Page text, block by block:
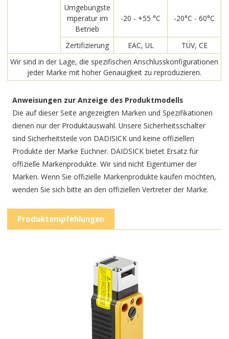
Umgebungste
mperatur im
Betrieb
-20 - +55 °C -20°C - 60°C
Zertifizierung EAC, UL
TÜV, CE
Wir sind in der Lage, die spezifischen Anschlusskonfigurationen
jeder Marke mit hoher Genauigkeit zu reproduzieren.
Anweisungen zur Anzeige des Produktmodells
Die auf dieser Seite angezeigten Marken und Spezifikationen
dienen nur der Produktauswahl. Unsere Sicherheitsschalter
sind Sicherheitsteile von DADISICK und keine offiziellen
Produkte der Marke Euchner. DAIDSICK bietet Ersatz für
offizielle Markenprodukte. Wir sind nicht Eigentümer der
Marken. Wenn Sie offizielle Markenprodukte kaufen möchten,
wenden Sie sich bitte an den offiziellen Vertreter der Marke.
Produktempfehlungen